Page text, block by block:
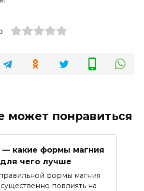
может понравиться
— какие формы магния
для чего лучше
формы магния
повлиять на